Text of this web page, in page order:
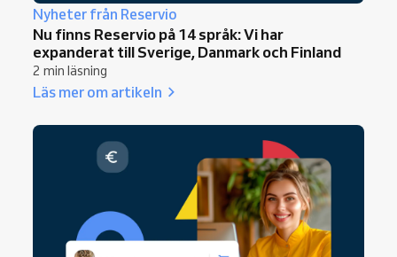
Nyheter från Reservio
Nu finns Reservio på 14 språk: Vi har
expanderat till Sverige, Danmark och Finland
2 min läsning
Läs mer om artikeln